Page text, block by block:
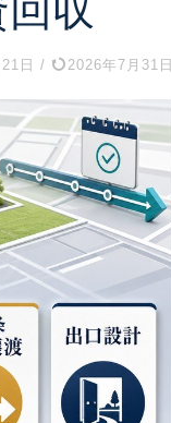
収
日 / 2026年7月31日